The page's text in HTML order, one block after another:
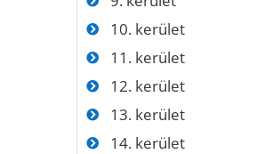
10. kerület
11. kerület
12. kerület
13. kerület
14. kerület